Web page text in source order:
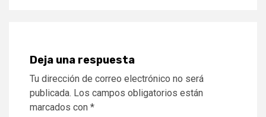
Deja una respuesta
Tu dirección de correo electrónico no será
publicada. Los campos obligatorios están
marcados con *